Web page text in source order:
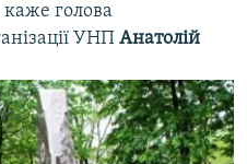
голова
УНП Анатолій